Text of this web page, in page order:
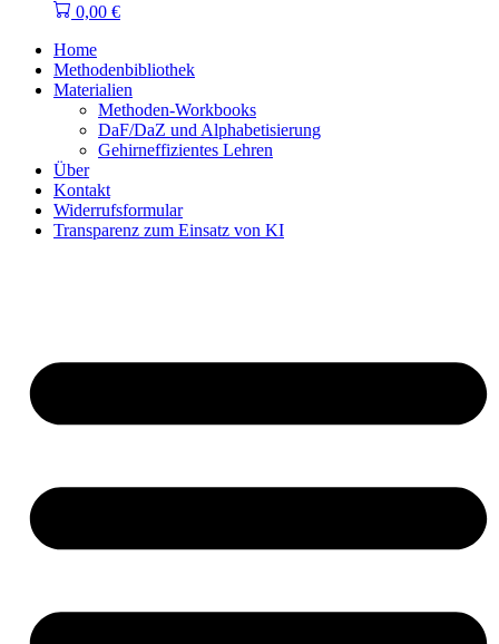
0,00 €
Home
Methodenbibliothek
Materialien
Methoden-Workbooks
DaF/DaZ und Alphabetisierung
Gehirneffizientes Lehren
Über
Kontakt
Widerrufsformular
Transparenz zum Einsatz von KI